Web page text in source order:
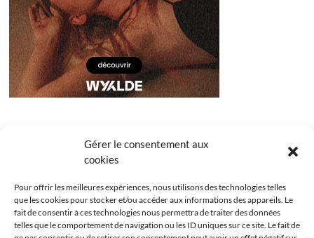
Gérer le consentement aux
cookies
Pour offrir les meilleures expériences, nous utilisons des technologies telles
que les cookies pour stocker et/ou accéder aux informations des appareils. Le
fait de consentir à ces technologies nous permettra de traiter des données
telles que le comportement de navigation ou les ID uniques sur ce site. Le fait de